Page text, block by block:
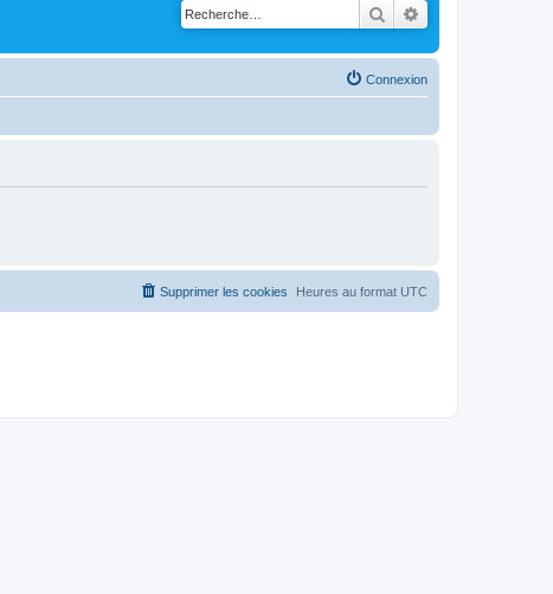
Rechercher
Connexion
Heures au format UTC
Supprimer les cookies